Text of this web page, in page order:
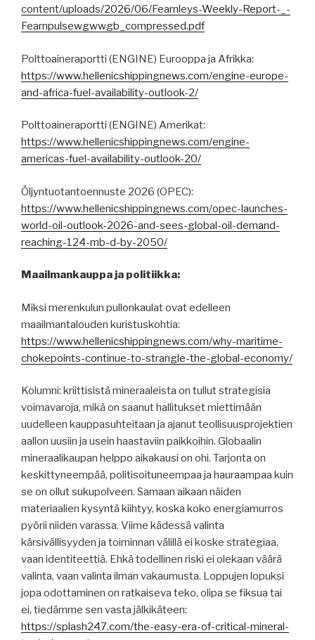
content/uploads/2026/06/Fearnleys-Weekly-Report-_-
Fearnpulsewgwwgb_compressed.pdf
Polttoaineraportti (ENGINE) Eurooppa ja Afrikka:
https://www.hellenicshippingnews.com/engine-europe-
and-africa-fuel-availability-outlook-2/
Polttoaineraportti (ENGINE) Amerikat:
https://www.hellenicshippingnews.com/engine-
americas-fuel-availability-outlook-20/
Öljyntuotantoennuste 2026 (OPEC):
https://www.hellenicshippingnews.com/opec-launches-
world-oil-outlook-2026-and-sees-global-oil-demand-
reaching-124-mb-d-by-2050/
Maailmankauppa ja politiikka:
Miksi merenkulun pullonkaulat ovat edelleen
maailmantalouden kuristuskohtia:
https://www.hellenicshippingnews.com/why-maritime-
chokepoints-continue-to-strangle-the-global-economy/
Kolumni: kriittisistä mineraaleista on tullut strategisia
voimavaroja, mikä on saanut hallitukset miettimään
uudelleen kauppasuhteitaan ja ajanut teollisuusprojektien
aallon uusiin ja usein haastaviin paikkoihin. Globaalin
mineraalikaupan helppo aikakausi on ohi. Tarjonta on
keskittyneempää, politisoituneempaa ja hauraampaa kuin
se on ollut sukupolveen. Samaan aikaan näiden
materiaalien kysyntä kiihtyy, koska koko energiamurros
pyörii niiden varassa. Viime kädessä valinta
kärsivällisyyden ja toiminnan välillä ei koske strategiaa,
vaan identiteettiä. Ehkä todellinen riski ei olekaan väärä
valinta, vaan valinta ilman vakaumusta. Loppujen lopuksi
jopa odottaminen on ratkaiseva teko, olipa se fiksua tai
ei, tiedämme sen vasta jälkikäteen:
https://splash247.com/the-easy-era-of-critical-mineral-